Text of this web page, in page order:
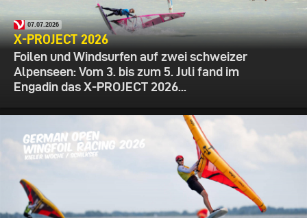
07.07.2026
X-PROJECT 2026
Foilen und Windsurfen auf zwei schweizer
Alpenseen: Vom 3. bis zum 5. Juli fand im
Engadin das X-PROJECT 2026...